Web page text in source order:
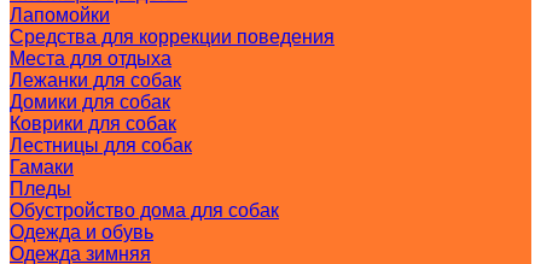
Лапомойки
Средства для коррекции поведения
Места для отдыха
Лежанки для собак
Домики для собак
Коврики для собак
Лестницы для собак
Гамаки
Пледы
Обустройство дома для собак
Одежда и обувь
Одежда зимняя